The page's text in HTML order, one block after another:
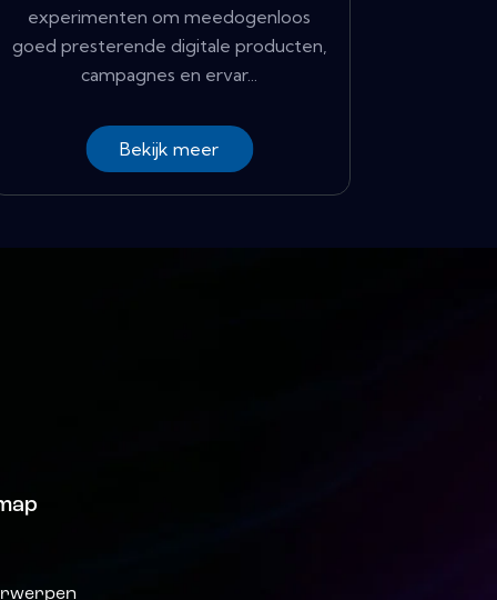
experimenten om meedogenloos
goed presterende digitale producten,
campagnes en ervar...
Bekijk meer